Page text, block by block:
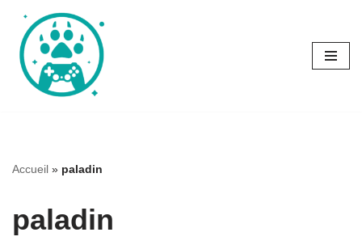
Aller
au
contenu
Accueil » paladin
paladin